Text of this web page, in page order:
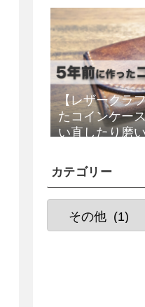
【レザークラ
たコインケー
い直したり磨
カテゴリー